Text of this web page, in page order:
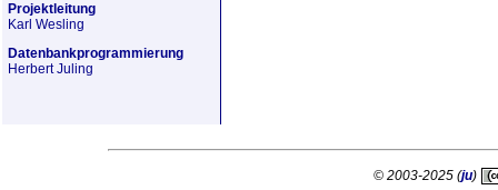
Projektleitung
Karl Wesling
Datenbankprogrammierung
Herbert Juling
© 2003-2025 (ju)